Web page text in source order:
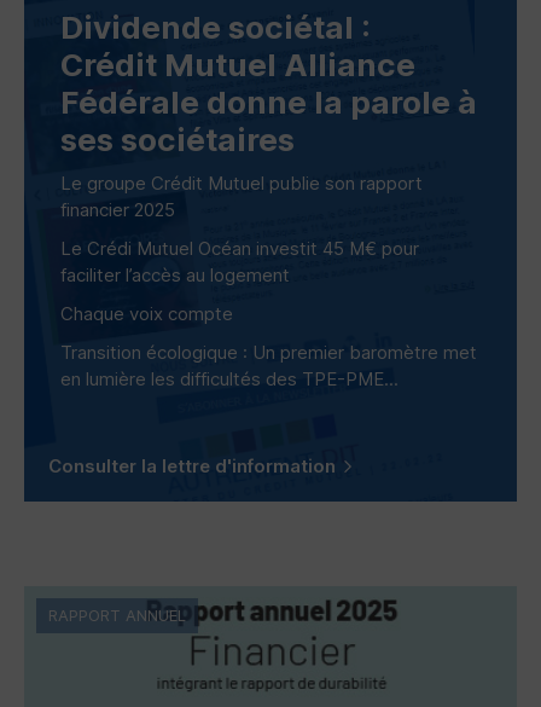
Dividende sociétal :
Crédit Mutuel Alliance
Fédérale donne la parole à
ses sociétaires
Le groupe Crédit Mutuel publie son rapport
financier 2025
Le Crédi Mutuel Océan investit 45 M€ pour
faciliter l’accès au logement
Chaque voix compte
Transition écologique : Un premier baromètre met
en lumière les difficultés des TPE-PME...
Consulter la lettre d'information
RAPPORT ANNUEL